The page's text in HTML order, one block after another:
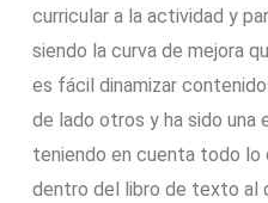
curricular a la actividad y
siendo la curva de mejora
es fácil dinamizar
de lado otros y ha sido una
teniendo en cuenta todo lo
dentro del libro de texto al